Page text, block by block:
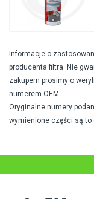
Informacje o
producenta filtra. Nie
zakupem prosimy o
numerem OEM.
Oryginalne numery
wymienione części są to